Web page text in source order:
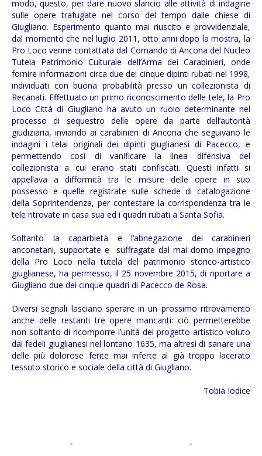
modo, questo, per dare nuovo slancio alle attività di indagine
sulle opere trafugate nel corso del tempo dalle chiese di
Giugliano. Esperimento quanto mai riuscito e provvidenziale,
dal momento che nel luglio 2011, otto anni dopo la mostra, la
Pro Loco venne contattata dal Comando di Ancona del Nucleo
Tutela Patrimonio Culturale dell’Arma dei Carabinieri, onde
fornire informazioni circa due dei cinque dipinti rubati nel 1998,
individuati con buona probabilità presso un collezionista di
Recanati. Effettuato un primo riconoscimento delle tele, la Pro
Loco Città di Giugliano ha avuto un ruolo determinante nel
processo di sequestro delle opere da parte dell’autorità
giudiziaria, inviando ai carabinieri di Ancona che seguivano le
indagini i telai originali dei dipinti giuglianesi di Pacecco, e
permettendo così di vanificare la linea difensiva del
collezionista a cui erano stati confiscati. Questi infatti si
appellava a difformità tra le misure delle opere in suo
possesso e quelle registrate sulle schede di catalogazione
della Soprintendenza, per contestare la corrispondenza tra le
tele ritrovate in casa sua ed i quadri rubati a Santa Sofia.
Soltanto la caparbietà e l’abnegazione dei carabinieri
anconetani, supportate e suffragate dal mai domo impegno
della Pro Loco nella tutela del patrimonio storico-artistico
giuglianese, ha permesso, il 25 novembre 2015, di riportare a
Giugliano due dei cinque quadri di Pacecco de Rosa.
Diversi segnali lasciano sperare in un prossimo ritrovamento
anche delle restanti tre opere mancanti: ciò permetterebbe
non soltanto di ricomporre l’unità del progetto artistico voluto
dai fedeli giuglianesi nel lontano 1635, ma altresì di sanare una
delle più dolorose ferite mai inferte al già troppo lacerato
tessuto storico e sociale della città di Giugliano.
Tobia Iodice